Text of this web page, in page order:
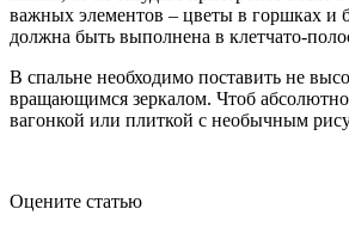
важных элементов – цветы в горшках и
должна быть выполнена в клетчато-
В спальне необходимо поставить не
вращающимся зеркалом. Чтоб
вагонкой или плиткой с необычным
Оцените статью